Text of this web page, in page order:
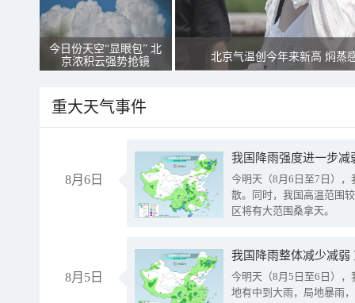
今日份天空“显眼包” 北
京浓积云强势抢镜
北京气温创今年来新高 焖蒸
重大天气事件
8月6日
今明天（8月6日至7日）
散。同时，我国高温范围
区将有大范围桑拿天。
8月5日
我国降雨整体减少减弱
今明天（8月5日至6日）
地有中到大雨，局地暴雨